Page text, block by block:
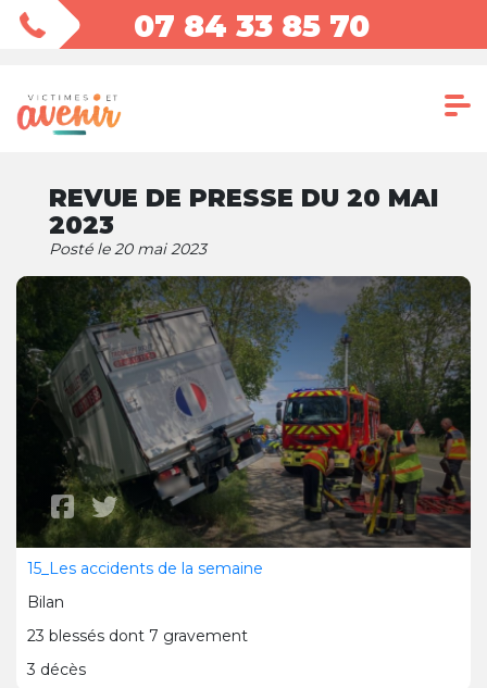
07 84 33 85 70
REVUE DE PRESSE DU 20 MAI
2023
Posté le 20 mai 2023
15_Les accidents de la semaine
Bilan
23 blessés dont 7 gravement
3 décès